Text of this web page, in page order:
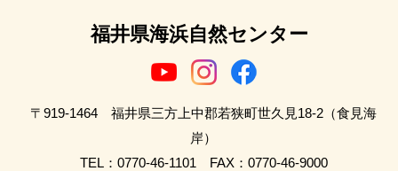
福井県海浜自然センター
〒919-1464 福井県三方上中郡若狭町世久見18-2（食見海
岸）
TEL：0770-46-1101 FAX：0770-46-9000